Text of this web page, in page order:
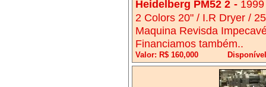
Heidelberg PM52 2 -
2 Colors 20" / I.R Dryer /
Maquina Revisda
Financiamos também..
Valor: R$ 160,000